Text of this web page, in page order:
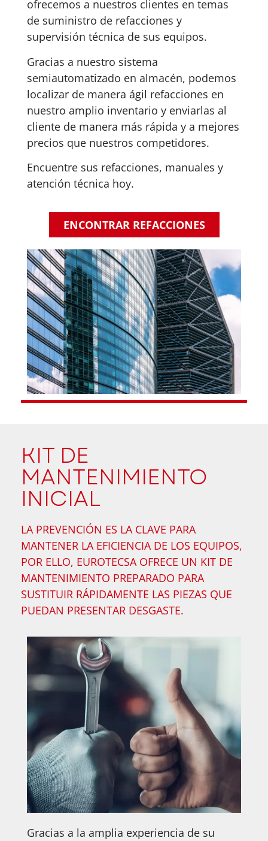
ofrecemos a nuestros clientes en temas
de suministro de refacciones y
supervisión técnica de sus equipos.
Gracias a nuestro sistema
semiautomatizado en almacén, podemos
localizar de manera ágil refacciones en
nuestro amplio inventario y enviarlas al
cliente de manera más rápida y a mejores
precios que nuestros competidores.
Encuentre sus refacciones, manuales y
atención técnica hoy.
ENCONTRAR REFACCIONES
KIT DE
MANTENIMIENTO
INICIAL
LA PREVENCIÓN ES LA CLAVE PARA
MANTENER LA EFICIENCIA DE LOS EQUIPOS,
POR ELLO, EUROTECSA OFRECE UN KIT DE
MANTENIMIENTO PREPARADO PARA
SUSTITUIR RÁPIDAMENTE LAS PIEZAS QUE
PUEDAN PRESENTAR DESGASTE.
Gracias a la amplia experiencia de su